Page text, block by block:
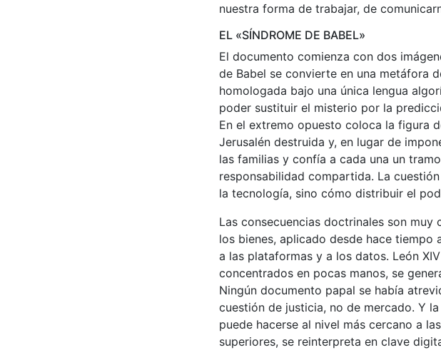
nuestra forma de trabajar, de
EL «SÍNDROME DE BABEL»
El documento comienza con dos
de Babel se convierte en una metáfora
homologada bajo una única lengua
poder sustituir el misterio por la
En el extremo opuesto coloca la figura
Jerusalén destruida y, en lugar de
las familias y confía a cada una un
responsabilidad compartida. La
la tecnología, sino cómo distribuir el
Las consecuencias doctrinales son
los bienes, aplicado desde hace tiempo
a las plataformas y a los datos. León
concentrados en pocas manos, se
Ningún documento papal se había
cuestión de justicia, no de mercado. Y
puede hacerse al nivel más cercano a
superiores, se reinterpreta en clave